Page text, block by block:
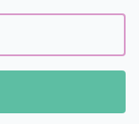
FV STUDIO
fenntartva.